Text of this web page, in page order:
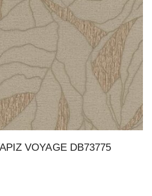
VOYAGE DB73775